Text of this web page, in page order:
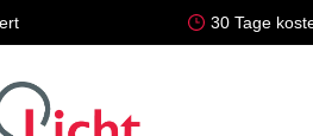
30 Tage